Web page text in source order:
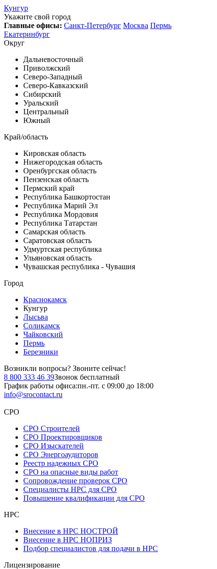
Кунгур
Укажите свой город
Главные офисы: Санкт-Петербург Москва Пермь
Екатеринбург
Округ
Дальневосточный
Приволжский
Северо-Западный
Северо-Кавказский
Сибирский
Уральский
Центральный
Южный
Край/область
Кировская область
Нижегородская область
Оренбургская область
Пензенская область
Пермский край
Республика Башкортостан
Республика Марий Эл
Республика Мордовия
Республика Татарстан
Самарская область
Саратовская область
Удмуртская республика
Ульяновская область
Чувашская республика - Чувашия
Город
Краснокамск
Кунгур
Лысьва
Соликамск
Чайковский
Пермь
Березники
Возникли вопросы? Звоните сейчас!
8 800 333 46 39Звонок бесплатный
График работы офиса:пн.-пт. с 09:00 до 18:00
info@srocontact.ru
СРО
СРО Строителей
СРО Проектировщиков
СРО Изыскателей
СРО Энергоаудиторов
Реестр надежных СРО
СРО на опасные виды работ
Сопровождение проверок СРО
Специалисты НРС для СРО
Повышение квалификации для СРО
НРС
Внесение в НРС НОСТРОЙ
Внесение в НРС НОПРИЗ
Подбор специалистов для подачи в НРС
Лицензирование